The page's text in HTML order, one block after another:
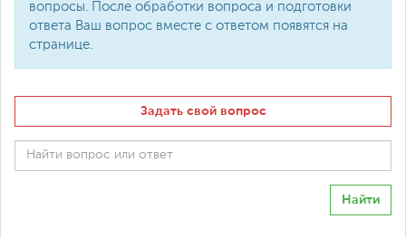
вопросы. После обработки вопроса и подготовки
ответа Ваш вопрос вместе с ответом появятся на
странице.
Задать свой вопрос
Найти